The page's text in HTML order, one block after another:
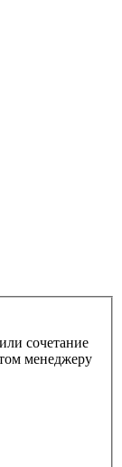
сочетание
менеджеру